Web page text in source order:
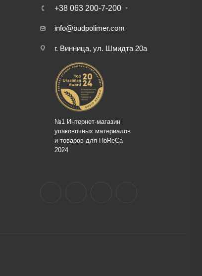
+38 063 200-7-200
info@budpolimer.com
г. Винница, ул. Шмидта 20а
№1 Интернет-магазин
упаковочных материалов
и товаров для HoReCa
2024